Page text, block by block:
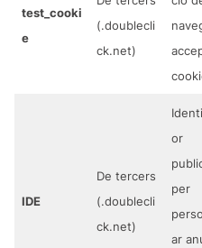
test_cooki
e
(.doublecli
ck.net)
IDE
De tercers
(.doublecli
ck.net)
or
per
ar